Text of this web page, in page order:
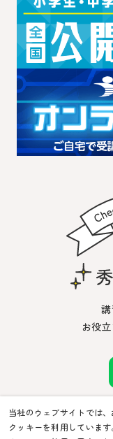
お役
当社のウェブサイトでは
クッキーを利用していま